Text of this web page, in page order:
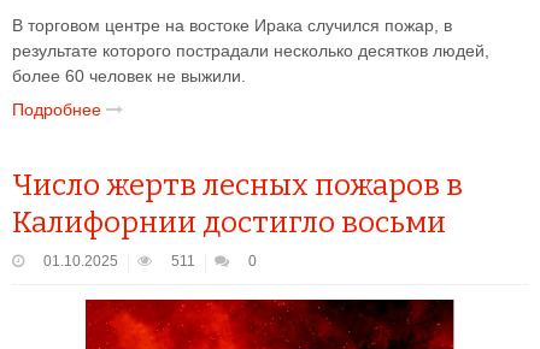
В торговом центре на востоке Ирака случился пожар, в
результате которого пострадали несколько десятков людей,
более 60 человек не выжили.
Подробнее
Число жертв лесных пожаров в
Калифорнии достигло восьми
01.10.2025 511 0